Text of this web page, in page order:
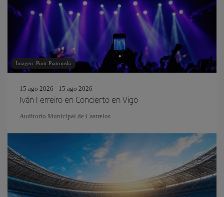
Imagen: Piotr Piatrouski
15 ago 2026 - 15 ago 2026
Iván Ferreiro en Concierto en Vigo
Auditorio Municipal de Castrelos